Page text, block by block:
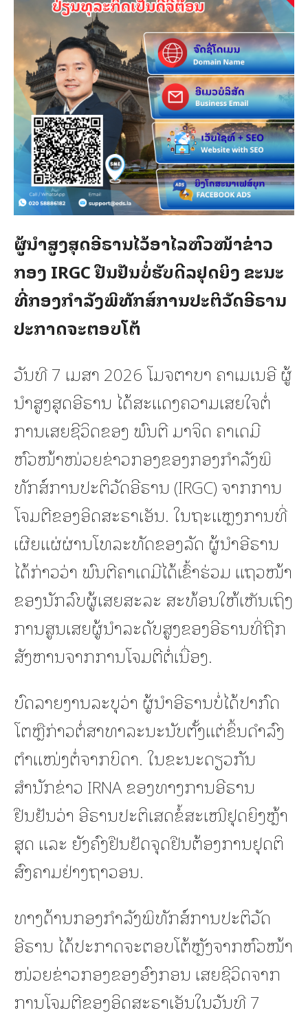
ຜູ້ນຳສູງສຸດອີຣານໄວ້ອາໄລຫົວໜ້າຂ່າວ
ກອງ IRGC ຢືນຢັນບໍ່ຮັບດີລຢຸດຍິງ ຂະນະ
ທີ່ກອງກຳລັງພິທັກສ໌ການປະຕິວັດອີຣານ
ປະກາດຈະຕອບໂຕ້
ວັນທີ 7 ເມສາ 2026 ໂມຈຕາບາ ຄາເມເນອີ ຜູ້
ນຳສູງສຸດອີຣານ ໄດ້ສະແດງຄວາມເສຍໃຈຕໍ່
ການເສຍຊີວິດຂອງ ພົນຕີ ມາຈິດ ຄາເດມີ
ຫົວໜ້າໜ່ວຍຂ່າວກອງຂອງກອງກຳລັງພິ
ທັກສ໌ການປະຕິວັດອີຣານ (IRGC) ຈາກການ
ໂຈມຕີຂອງອິດສະຣາເອັນ. ໃນຖະແຫຼງການທີ່
ເຜີຍແຜ່ຜ່ານໂທລະທັດຂອງລັດ ຜູ້ນຳອີຣານ
ໄດ້ກ່າວວ່າ ພົນຕີຄາເດມີໄດ້ເຂົ້າຮ່ວມ ແຖວໜ້າ
ຂອງນັກລົບຜູ້ເສຍສະລະ ສະທ້ອນໃຫ້ເຫັນເຖິງ
ການສູນເສຍຜູ້ນຳລະດັບສູງຂອງອີຣານທີ່ຖືກ
ສັງຫານຈາກການໂຈມຕີຕໍ່ເນື່ອງ.
ບົດລາຍງານລະບຸວ່າ ຜູ້ນຳອີຣານບໍ່ໄດ້ປາກົດ
ໂຕຫຼືກ່າວຕໍ່ສາທາລະນະນັບຕັ້ງແຕ່ຂຶ້ນດຳລົງ
ຕຳແໜ່ງຕໍ່ຈາກບິດາ. ໃນຂະນະດຽວກັນ
ສຳນັກຂ່າວ IRNA ຂອງທາງການອີຣານ
ຢືນຢັນວ່າ ອີຣານປະຕິເສດຂໍ້ສະເໜີຢຸດຍິງຫຼ້າ
ສຸດ ແລະ ຍັງຄົງຢືນຢັດຈຸດຢືນຕ້ອງການຢຸດຕິ
ສົງຄາມຢ່າງຖາວອນ.
ທາງດ້ານກອງກຳລັງພິທັກສ໌ການປະຕິວັດ
ອີຣານ ໄດ້ປະກາດຈະຕອບໂຕ້ຫຼັງຈາກຫົວໜ້າ
ໜ່ວຍຂ່າວກອງຂອງອົງກອນ ເສຍຊີວິດຈາກ
ການໂຈມຕີຂອງອິດສະຣາເອັນໃນວັນທີ 7